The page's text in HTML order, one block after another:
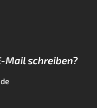
Mail schreiben?